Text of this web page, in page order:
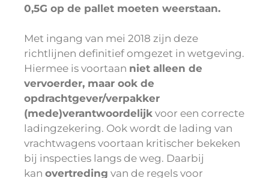
0,5G op de pallet moeten weerstaan.
Met ingang van mei 2018 zijn deze
richtlijnen definitief omgezet in wetgeving.
Hiermee is voortaan niet alleen de
vervoerder, maar ook de
opdrachtgever/verpakker
(mede)verantwoordelijk voor een correcte
ladingzekering. Ook wordt de lading van
vrachtwagens voortaan kritischer bekeken
bij inspecties langs de weg. Daarbij
kan overtreding van de regels voor